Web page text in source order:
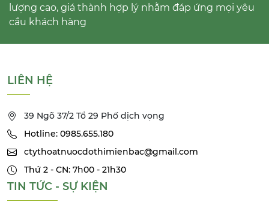
lượng cao, giá thành hợp lý nhằm đáp ứng mọi yêu
cầu khách hàng
LIÊN HỆ
39 Ngõ 37/2 Tổ 29 Phố dịch vọng
Hotline: 0985.655.180
ctythoatnuocdothimienbac@gmail.com
Thứ 2 - CN: 7h00 - 21h30
TIN TỨC - SỰ KIỆN